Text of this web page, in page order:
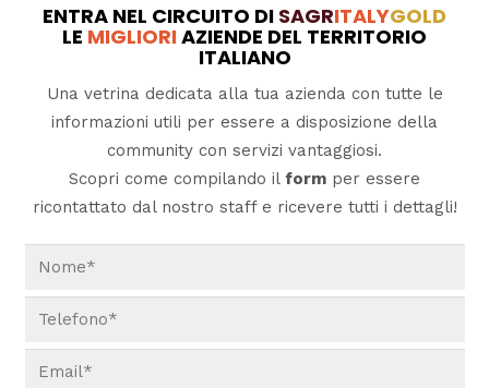
ENTRA NEL CIRCUITO DI SAGRITALYGOLD
LE MIGLIORIAZIENDE DEL TERRITORIO
ITALIANO
Una vetrina dedicata alla tua azienda con tutte le
informazioni utili per essere a disposizione della
community con servizi vantaggiosi.
Scopri come compilando il form per essere
ricontattato dal nostro staff e ricevere tutti i dettagli!